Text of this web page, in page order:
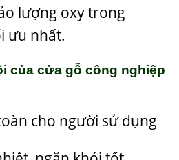
lượng oxy trong
ưu nhất.
của cửa gỗ công nghiệp
cho người sử dụng